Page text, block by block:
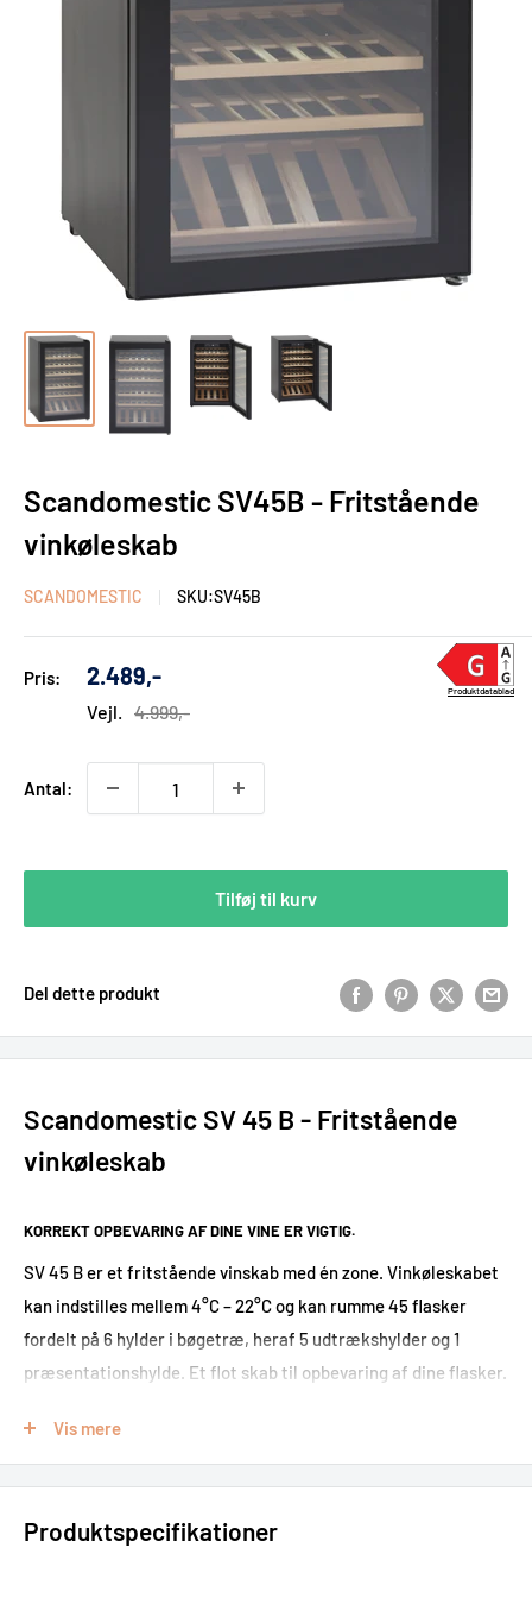
Scandomestic SV45B - Fritstående
vinkøleskab
SCANDOMESTIC SKU:SV45B
Produktdatablad
Pris:
Udsalgs
2.489,-
Vejl. 4.999,-
Antal:
Tilføj til kurv
Del dette produkt
Scandomestic SV 45 B - Fritstående
vinkøleskab
KORREKT OPBEVARING AF DINE VINE ER VIGTIG.
SV 45 B er et fritstående vinskab med én zone. Vinkøleskabet
kan indstilles mellem 4°C – 22°C og kan rumme 45 flasker
fordelt på 6 hylder i bøgetræ, heraf 5 udtrækshylder og 1
præsentationshylde. Et flot skab til opbevaring af dine flasker.
Skabet har et tidløst design, hvor den sorte rammeløse
udtryk. Højre hængslet dør med mulighed for dørvending, så
Vis mere
Produktspecifikationer